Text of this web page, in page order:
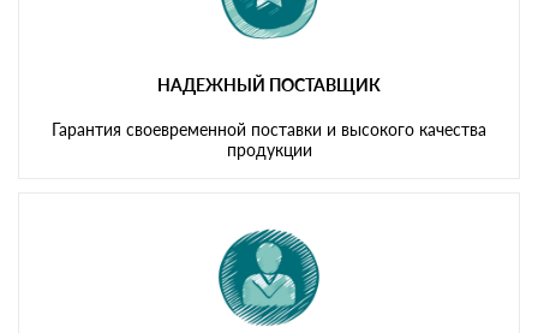
НАДЕЖНЫЙ ПОСТАВЩИК
Гарантия своевременной поставки и высокого качества
продукции